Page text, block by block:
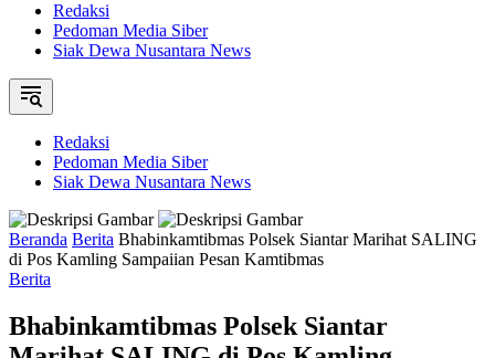
Redaksi
Pedoman Media Siber
Siak Dewa Nusantara News
Redaksi
Pedoman Media Siber
Siak Dewa Nusantara News
Beranda Berita Bhabinkamtibmas Polsek Siantar Marihat SALING
di Pos Kamling Sampaiian Pesan Kamtibmas
Berita
Bhabinkamtibmas Polsek Siantar